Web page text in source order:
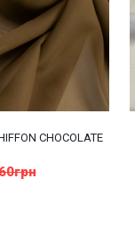
CHOCOLATE